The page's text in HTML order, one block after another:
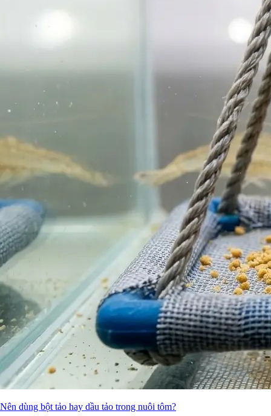
Nên dùng bột tảo hay dầu tảo trong nuôi tôm?